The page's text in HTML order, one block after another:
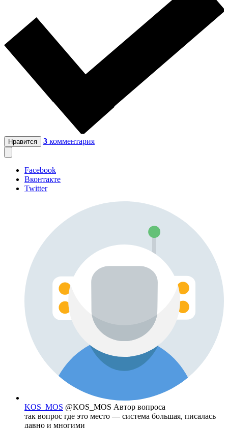
Нравится 3 комментария
Facebook
Вконтакте
Twitter
KOS_MOS @KOS_MOS Автор вопроса
так вопрос где это место — система большая, писалась
давно и многими